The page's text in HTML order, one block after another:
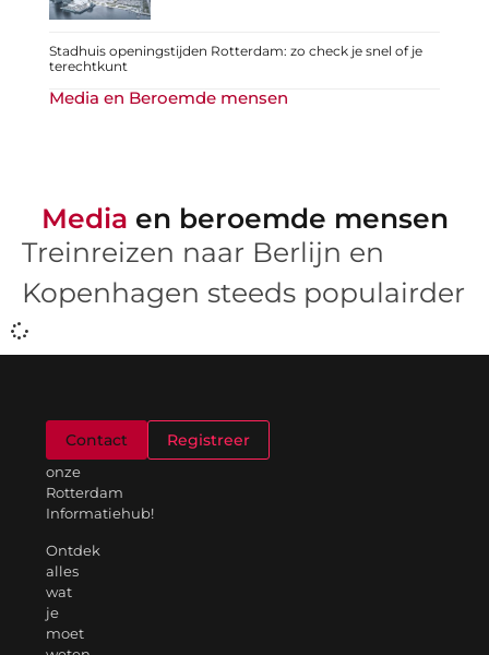
Stadhuis openingstijden Rotterdam: zo check je snel of je
terechtkunt
Media en Beroemde mensen
Media en beroemde mensen
Treinreizen naar Berlijn en
Kopenhagen steeds populairder
Welkom
onze
Rotterdam
Informatiehub!
Ontdek
alles
wat
je
moet
Contact Registreer